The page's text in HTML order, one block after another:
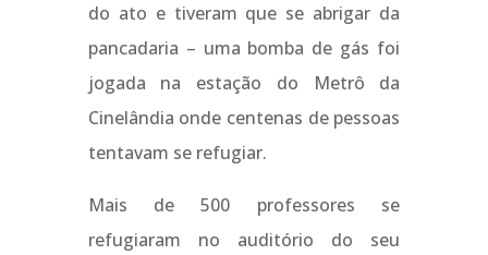
do ato e tiveram que se abrigar da
pancadaria – uma bomba de gás foi
jogada na estação do Metrô da
Cinelândia onde centenas de pessoas
tentavam se refugiar.
Mais de 500 professores se
refugiaram no auditório do seu